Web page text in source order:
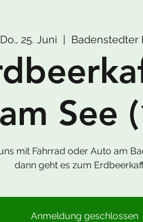
Do., 25. Juni
  |
Badenstedter
am See
mit Fahrrad oder Auto am
dann geht es zum
Anmeldung geschlossen